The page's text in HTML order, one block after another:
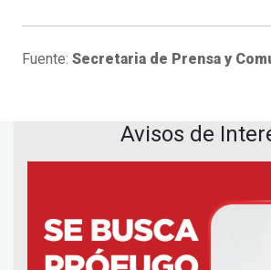
Fuente: Secretaria de Prensa y
Avisos de